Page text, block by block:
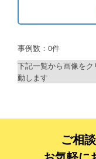
制作プランで探
ベーシッ
シルバ
事例数：0件
下記一覧から画像を
動します
ご相